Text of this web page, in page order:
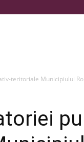
teritoriale Municipiului